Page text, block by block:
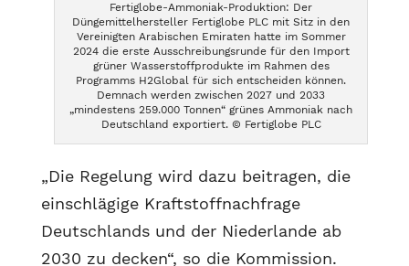
Fertiglobe-Ammoniak-Produktion: Der
Düngemittelhersteller Fertiglobe PLC mit Sitz in den
Vereinigten Arabischen Emiraten hatte im Sommer
2024 die erste Ausschreibungsrunde für den Import
grüner Wasserstoffprodukte im Rahmen des
Programms H2Global für sich entscheiden können.
Demnach werden zwischen 2027 und 2033
„mindestens 259.000 Tonnen“ grünes Ammoniak nach
Deutschland exportiert. © Fertiglobe PLC
„Die Regelung wird dazu beitragen, die
einschlägige Kraftstoffnachfrage
Deutschlands und der Niederlande ab
2030 zu decken“, so die Kommission.